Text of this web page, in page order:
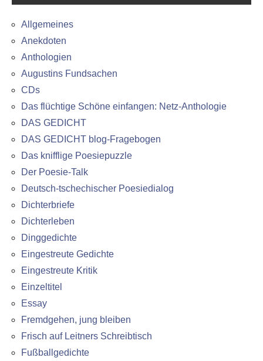
Allgemeines
Anekdoten
Anthologien
Augustins Fundsachen
CDs
Das flüchtige Schöne einfangen: Netz-Anthologie
DAS GEDICHT
DAS GEDICHT blog-Fragebogen
Das knifflige Poesiepuzzle
Der Poesie-Talk
Deutsch-tschechischer Poesiedialog
Dichterbriefe
Dichterleben
Dinggedichte
Eingestreute Gedichte
Eingestreute Kritik
Einzeltitel
Essay
Fremdgehen, jung bleiben
Frisch auf Leitners Schreibtisch
Fußballgedichte